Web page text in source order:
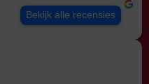
Bekijk alle recensies